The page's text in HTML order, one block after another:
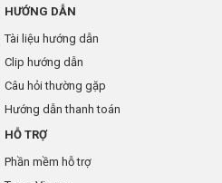
HƯỚNG DẪN
Tài liệu hướng dẫn
Clip hướng dẫn
Câu hỏi thường gặp
Hướng dẫn thanh toán
HỖ TRỢ
Phần mềm hỗ trợ